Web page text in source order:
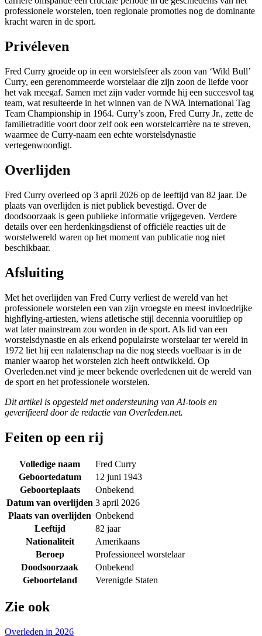
professionele worstelen, toen regionale promoties nog de dominante
kracht waren in de sport.
Privéleven
Fred Curry groeide op in een worstelsfeer als zoon van ‘Wild Bull’
Curry, een gerenommeerde worstelaar die zijn zoon de liefde voor
het vak meegaf. Samen met zijn vader vormde hij een succesvol tag
team, wat resulteerde in het winnen van de NWA International Tag
Team Championship in 1964. Curry’s zoon, Fred Curry Jr., zette de
familietraditie voort door zelf ook een worstelcarrière na te streven,
waarmee de Curry-naam een echte worstelsdynastie
vertegenwoordigt.
Overlijden
Fred Curry overleed op 3 april 2026 op de leeftijd van 82 jaar. De
plaats van overlijden is niet publiek bevestigd. Over de
doodsoorzaak is geen publieke informatie vrijgegeven. Verdere
details over een herdenkingsdienst of officiële reacties uit de
worstelwereld waren op het moment van publicatie nog niet
beschikbaar.
Afsluiting
Met het overlijden van Fred Curry verliest de wereld van het
professionele worstelen een van zijn vroegste en meest invloedrijke
highflying-artiesten, wiens atletische stijl decennia vooruitliep op
wat later mainstream zou worden in de sport. Als lid van een
worstelsdynastie en als erkend populairste worstelaar ter wereld in
1972 liet hij een nalatenschap na die nog steeds voelbaar is in de
manier waarop het worstelen zich heeft ontwikkeld. Op
Overleden.net vind je meer bekende overledenen uit de wereld van
de sport en het professionele worstelen.
Dit artikel is opgesteld met ondersteuning van AI-tools en
geverifieerd door de redactie van Overleden.net.
Feiten op een rij
Volledige naam
Fred Curry
Geboortedatum
12 juni 1943
Geboorteplaats
Onbekend
Datum van overlijden 3 april 2026
Plaats van overlijden Onbekend
Leeftijd
82 jaar
Nationaliteit
Amerikaans
Beroep
Professioneel worstelaar
Doodsoorzaak
Onbekend
Geboorteland
Verenigde Staten
Zie ook
Overleden in 2026